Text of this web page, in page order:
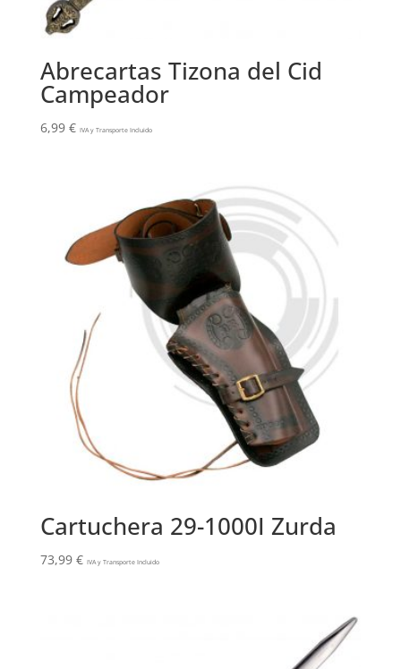
Abrecartas Tizona del Cid
Campeador
6,99 € IVA y Transporte Incluido
Cartuchera 29-1000I Zurda
73,99 € IVA y Transporte Incluido